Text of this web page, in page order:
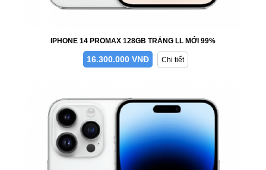
IPHONE 14 PROMAX 128GB TRẮNG LL MỚI 99%
16.300.000 VNĐ Chi tiết